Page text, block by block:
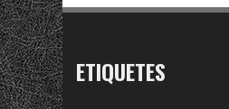
ETIQUETES